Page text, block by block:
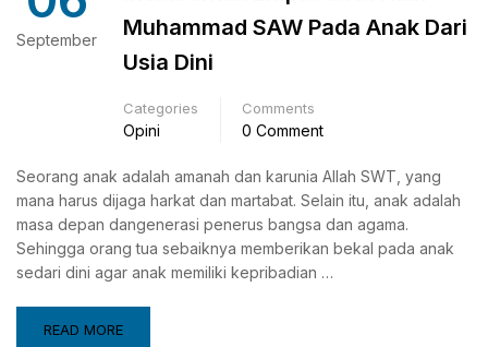
September
Muhammad SAW Pada Anak Dari
Usia Dini
Categories
Opini
Comments
0 Comment
Seorang anak adalah amanah dan karunia Allah SWT, yang
mana harus dijaga harkat dan martabat. Selain itu, anak adalah
masa depan dangenerasi penerus bangsa dan agama.
Sehingga orang tua sebaiknya memberikan bekal pada anak
sedari dini agar anak memiliki kepribadian …
READ MORE